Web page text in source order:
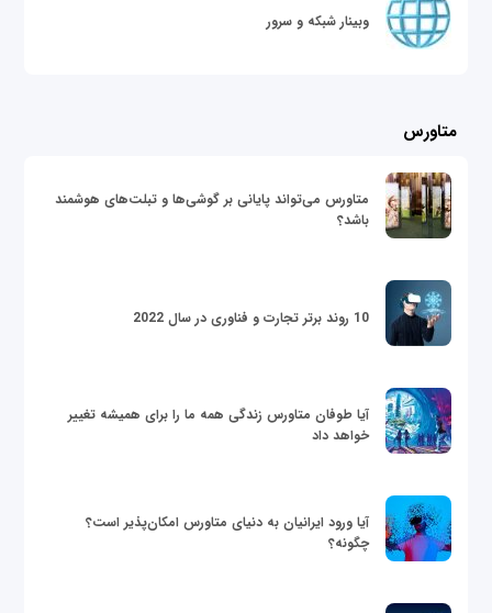
وبینار شبکه و سرور
متاورس
متاورس می‌تواند پایانی بر گوشی‌ها و تبلت‌های هوشمند
باشد؟
10 روند برتر تجارت و فناوری در سال 2022
آیا طوفان متاورس زندگی همه ما را برای همیشه تغییر
خواهد داد
آیا ورود ایرانیان به دنیای متاورس امکان‌پذیر است؟
چگونه؟